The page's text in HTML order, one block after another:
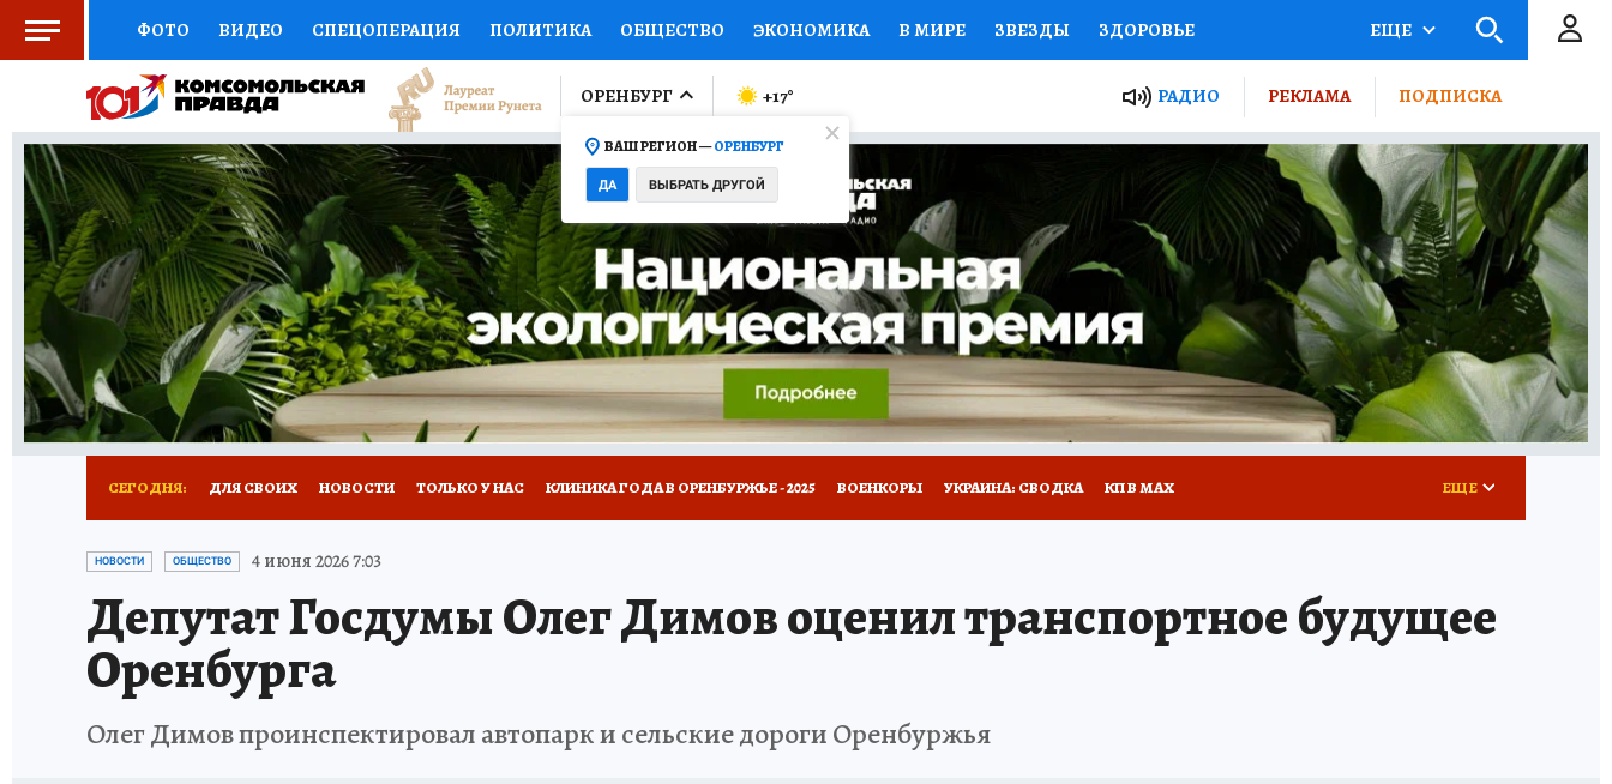
ФОТО ВИДЕО СПЕЦОПЕРАЦИЯ ПОЛИТИКА ОБЩЕСТВО ЭКОНОМИКА В МИРЕ ЗВЕЗДЫ ЗДОРОВЬЕ
СОЦПОДДЕРЖКА НАУКА СПОРТ КОЛУМНИСТЫ ПРОИСШЕСТВИЯ НАЦИОНАЛЬНЫЕ ПРОЕКТЫ РОССИИ
ВЫБОР ЭКСПЕРТОВ ДОКТОР ФИНАНСЫ ОТКРЫВАЕМ МИР Я ЗНАЮ СЕМЬЯ ЖЕНСКИЕ СЕКРЕТЫ ПУТЕВОДИТЕЛЬ
КНИЖНАЯ ПОЛКА ПРОГНОЗЫ НА СПОРТ ПРОМОКОДЫ СЕРИАЛЫ СПЕЦПРОЕКТЫ ДЕФИЦИТ ЖЕЛЕЗА ТУРИЗМ
ПРЕСС-ЦЕНТР НЕДВИЖИМОСТЬ ТЕЛЕВИЗОР КОЛЛЕКЦИИ КОНКУРСЫ РАБОТА У НАС ГИД ПОТРЕБИТЕЛЯ ВСЕ О КП
РАДИО КП РЕКЛАМА ТЕСТЫ НОВОЕ НА САЙТЕ
ЕЩЕ
ОРЕНБУРГ
ВАШ РЕГИОН —ОРЕНБУРГ
ДА ВЫБРАТЬ ДРУГОЙ
+17° РАДИО РЕКЛАМА ПОДПИСКА
СЕГОДНЯ: ДЛЯ СВОИХ НОВОСТИ ТОЛЬКО У НАС КЛИНИКА ГОДА В ОРЕНБУРЖЬЕ - 2025 ВОЕНКОРЫ УКРАИНА: СВОДКА КП В МАХ
СПОРТАКТИВ ОРЕНБУРЖЬЯ - 2025
ИСПЫТАНО НА СЕБЕ
ЕЩЕ
НОВОСТИ ОБЩЕСТВО 4 июня 2026 7:03
Депутат Госдумы Олег Димов оценил транспортное будущее
Оренбурга
Олег Димов проинспектировал автопарк и сельские дороги Оренбуржья